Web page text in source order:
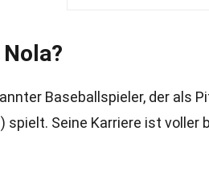
Baseballspieler, der als
spielt. Seine Karriere ist